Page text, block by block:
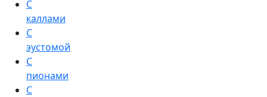
С
каллами
С
эустомой
С
пионами
С